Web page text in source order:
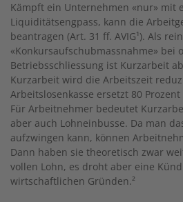
Kämpft ein Unternehmen «nur» mit
Liquiditätsengpass, kann die
beantragen (Art. 31 ff. AVIG¹). Als
«Konkursaufschubmassnahme» bei
Betriebsschliessung ist Kurzarbeit
Kurzarbeit wird die Arbeitszeit
Arbeitslosenkasse ersetzt 80
Für Arbeitnehmer bedeutet
aber auch Lohneinbusse. Da man
aufzwingen kann, können
Dann haben sie theoretisch zwar
vollen Lohn, es droht aber eine
wirtschaftlichen Gründen.²